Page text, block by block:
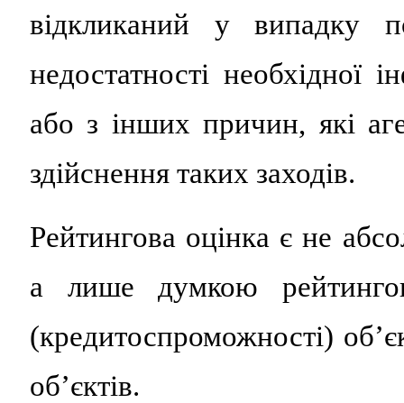
відкликаний у випадку
недостатності необхідної
або з інших причин, які
здійснення таких заходів.
Рейтингова оцінка є не
а лише думкою
(кредитоспроможності)
об’єктів.